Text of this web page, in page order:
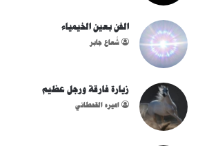
الفن بعين الخيمياء
شُعاع جابر
زيارة فارقة ورجل عظيم
اميره القحطاني